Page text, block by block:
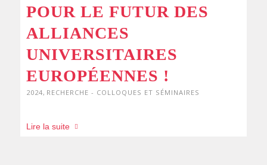
POUR LE FUTUR DES
ALLIANCES
UNIVERSITAIRES
EUROPÉENNES !
2024, RECHERCHE - COLLOQUES ET SÉMINAIRES
Lire la suite